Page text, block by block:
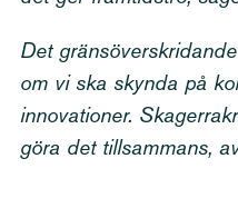
Det
om vi ska skynda på
innovationer.
göra det tillsammans,